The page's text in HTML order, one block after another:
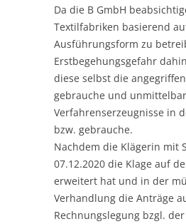
Da die B GmbH
Textilfabriken basierend
Ausführungsform zu
Erstbegehungsgefahr
diese selbst die
gebrauche und
Verfahrenserzeugnisse in
bzw. gebrauche.
Nachdem die Klägerin mit
07.12.2020 die Klage auf
erweitert hat und in der
Verhandlung die Anträge
Rechnungslegung bzgl. der